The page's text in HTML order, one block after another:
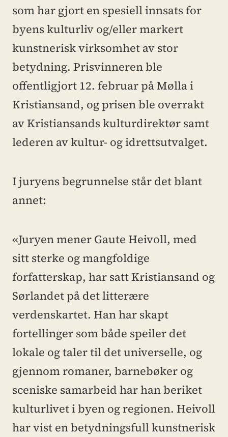
som har gjort en spesiell innsats for
byens kulturliv og/eller markert
kunstnerisk virksomhet av stor
betydning. Prisvinneren ble
offentligjort 12. februar på Mølla i
Kristiansand, og prisen ble overrakt
av Kristiansands kulturdirektør samt
lederen av kultur- og idrettsutvalget.
I juryens begrunnelse står det blant
annet:
«Juryen mener Gaute Heivoll, med
sitt sterke og mangfoldige
forfatterskap, har satt Kristiansand og
Sørlandet på det litterære
verdenskartet. Han har skapt
fortellinger som både speiler det
lokale og taler til det universelle, og
gjennom romaner, barnebøker og
sceniske samarbeid har han beriket
kulturlivet i byen og regionen. Heivoll
har vist en betydningsfull kunstnerisk